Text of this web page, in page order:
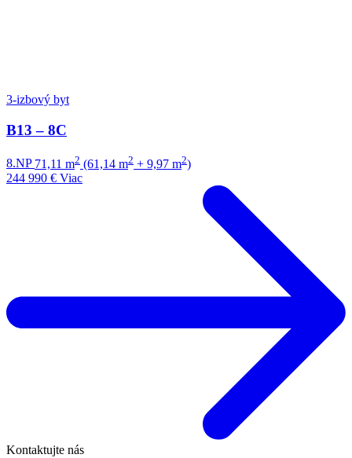
3-izbový byt
B13 – 8C
8.NP 71,11 m2 (61,14 m2 + 9,97 m2)
244 990 € Viac
Kontaktujte nás